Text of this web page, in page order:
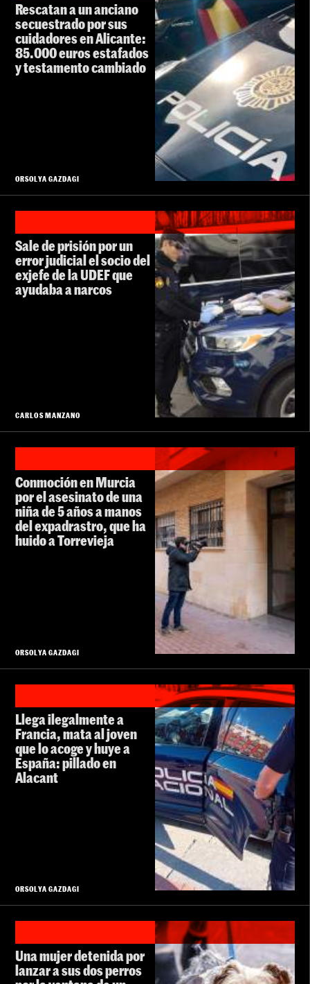
Rescatan a un anciano
secuestrado por sus
cuidadores en Alicante:
85.000 euros estafados
y testamento cambiado
ORSOLYA GAZDAGI
Sale de prisión por un
error judicial el socio del
exjefe de la UDEF que
ayudaba a narcos
CARLOS MANZANO
Conmoción en Murcia
por el asesinato de una
niña de 5 años a manos
del expadrastro, que ha
huido a Torrevieja
ORSOLYA GAZDAGI
Llega ilegalmente a
Francia, mata al joven
que lo acoge y huye a
España: pillado en
Alacant
ORSOLYA GAZDAGI
Una mujer detenida por
lanzar a sus dos perros